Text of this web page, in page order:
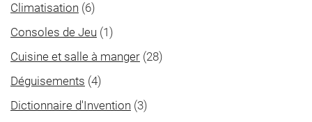
Climatisation (6)
Consoles de Jeu (1)
Cuisine et salle à manger (28)
Déguisements (4)
Dictionnaire d'Invention (3)